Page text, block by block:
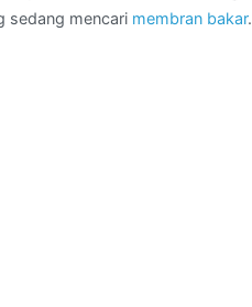
sedang mencari membran bakar.